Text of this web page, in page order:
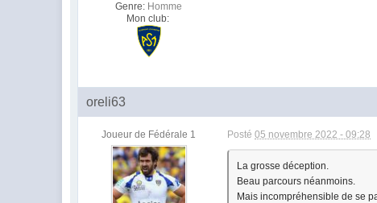
Genre: Homme
Mon club:
oreli63
Joueur de Fédérale 1 Posté05 novembre 2022 - 09:28
La grosse déception.
Beau parcours néanmoins.
Mais incompréhensible de se